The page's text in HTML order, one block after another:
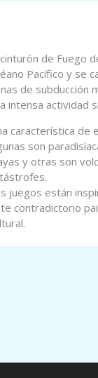
de Fuego
Pacífico y se
de subducción
intensa actividad
característica de
son
y otras son
juegos están
contradictorio